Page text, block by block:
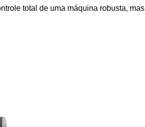
total de uma máquina robusta, mas